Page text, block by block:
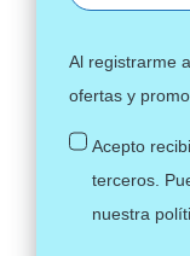
Al registrarme
ofertas y
Acepto
terceros.
nuestra